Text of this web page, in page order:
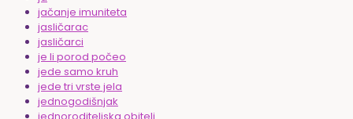
jačanje imuniteta
jasličarac
jasličarci
je li porod počeo
jede samo kruh
jede tri vrste jela
jednogodišnjak